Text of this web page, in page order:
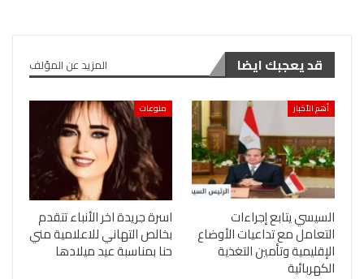
قد يعجبك ايضا المزيد عن المؤلف
أهم الأخبار
السيسي يتابع إجراءات
التعامل مع تداعيات الأوضاع
الإقليمية وتأمين التغذية
الكهربائية
منوعات
اسرة جريدة اخر الأنباء تتقدم
بخالص التهاني للاعلامية مني
حنا بمناسبة عيد ميلادها